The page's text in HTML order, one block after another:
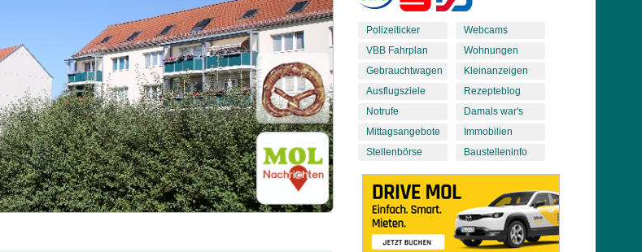
Polizeiticker
VBB Fahrplan
Gebrauchtwagen
Ausflugsziele
Notrufe
Mittagsangebote
Stellenbörse
Webcams
Wohnungen
Kleinanzeigen
Rezepteblog
Damals war's
Immobilien
Baustelleninfo